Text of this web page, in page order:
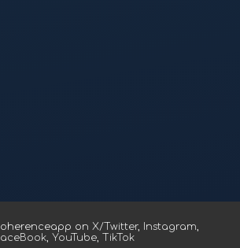
on X/Twitter, Instagram,
, YouTube, TikTok